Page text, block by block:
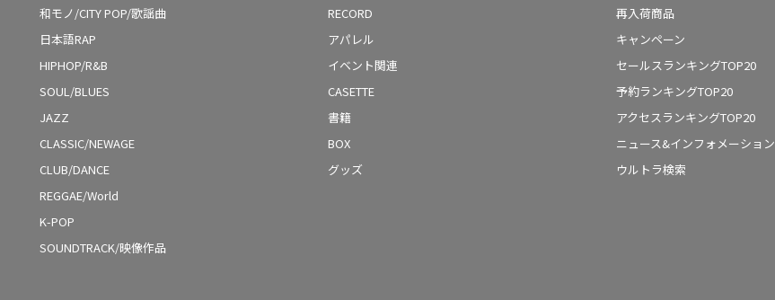
和モノ/CITY POP/歌謡曲
日本語RAP
HIPHOP/R&B
SOUL/BLUES
JAZZ
CLASSIC/NEWAGE
CLUB/DANCE
REGGAE/World
K-POP
SOUNDTRACK/映像作品
RECORD
アパレル
イベント関連
CASETTE
書籍
BOX
グッズ
再入荷商品
キャンペーン
セールスランキングTOP20
予約ランキングTOP20
アクセスランキングTOP20
ニュース&インフォメーション
ウルトラ検索